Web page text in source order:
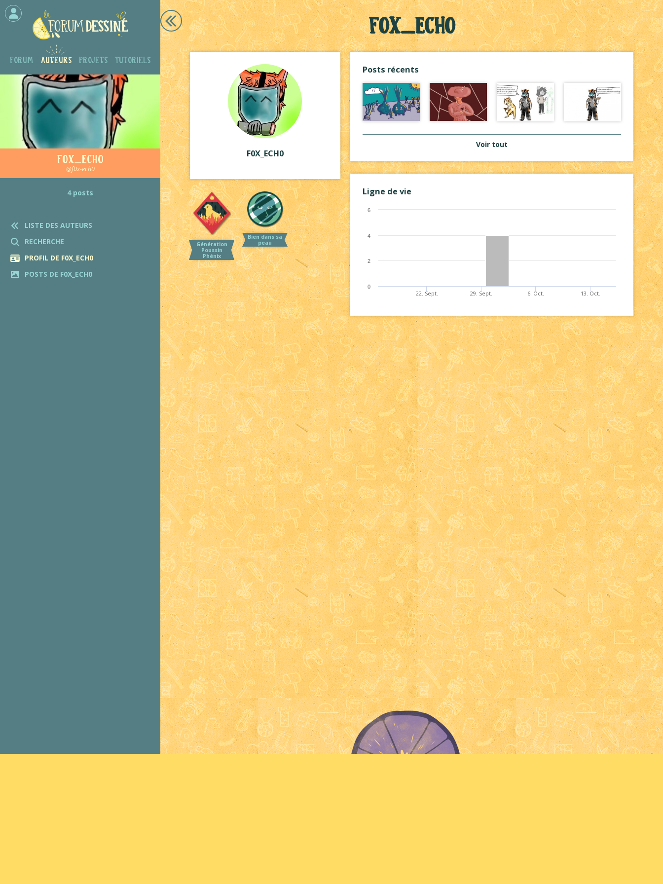
Forum Auteurs Projets Tutoriels
F0X_ECH0
@f0x-ech0
4 posts
LISTE DES AUTEURS
RECHERCHE
PROFIL DE F0X_ECH0
POSTS DE F0X_ECH0
F0X_ECH0
F0X_ECH0
Génération
Poussin
Phénix
Bien dans sa
peau
Posts récents
Voir tout
Ligne de vie
22. Sept. 29. Sept. 6. Oct. 13. Oct.
0
2
4
6